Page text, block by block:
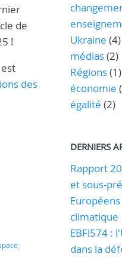
de
!
des
,
Ukraine (4)
médias(2)
Régions(1)
économie
égalité (2)
DERNIERS
Rapport
et sous-
climatique
EBFl574 :
dans la